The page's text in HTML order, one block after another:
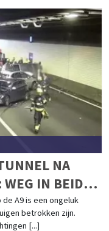
NA
WEG IN BEIDE
de A9 is een ongeluk
betrokken zijn.
[...]